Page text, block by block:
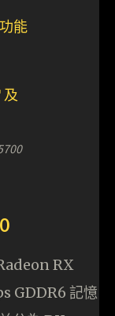
RX
GDDR6 記憶